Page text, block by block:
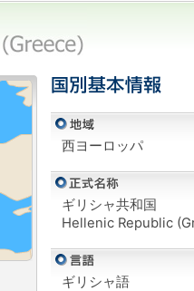
西ヨーロッパ
ギリシャ共和国
Hellenic Republic
ギリシャ語